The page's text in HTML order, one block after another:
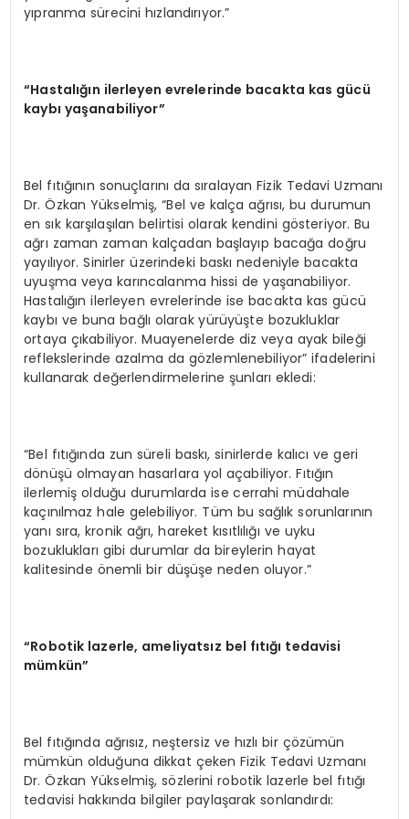
yıpranma sürecini hızlandırıyor.”
“Hastalığın ilerleyen evrelerinde bacakta kas gücü
kaybı yaşanabiliyor”
Bel fıtığının sonuçlarını da sıralayan Fizik Tedavi Uzmanı
Dr. Özkan Yükselmiş, “Bel ve kalça ağrısı, bu durumun
en sık karşılaşılan belirtisi olarak kendini gösteriyor. Bu
ağrı zaman zaman kalçadan başlayıp bacağa doğru
yayılıyor. Sinirler üzerindeki baskı nedeniyle bacakta
uyuşma veya karıncalanma hissi de yaşanabiliyor.
Hastalığın ilerleyen evrelerinde ise bacakta kas gücü
kaybı ve buna bağlı olarak yürüyüşte bozukluklar
ortaya çıkabiliyor. Muayenelerde diz veya ayak bileği
reflekslerinde azalma da gözlemlenebiliyor” ifadelerini
kullanarak değerlendirmelerine şunları ekledi:
“Bel fıtığında zun süreli baskı, sinirlerde kalıcı ve geri
dönüşü olmayan hasarlara yol açabiliyor. Fıtığın
ilerlemiş olduğu durumlarda ise cerrahi müdahale
kaçınılmaz hale gelebiliyor. Tüm bu sağlık sorunlarının
yanı sıra, kronik ağrı, hareket kısıtlılığı ve uyku
bozuklukları gibi durumlar da bireylerin hayat
kalitesinde önemli bir düşüşe neden oluyor.”
“Robotik lazerle, ameliyatsız bel fıtığı tedavisi
mümkün”
Bel fıtığında ağrısız, neştersiz ve hızlı bir çözümün
mümkün olduğuna dikkat çeken Fizik Tedavi Uzmanı
Dr. Özkan Yükselmiş, sözlerini robotik lazerle bel fıtığı
tedavisi hakkında bilgiler paylaşarak sonlandırdı: